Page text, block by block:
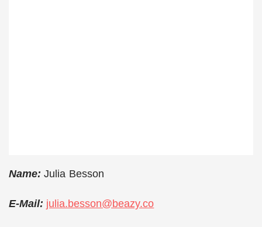
Name:Julia Besson
E-Mail: julia.besson@beazy.co